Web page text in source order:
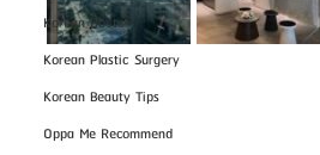
Korean Doctor
Korean Plastic Surgery
Korean Beauty Tips
Oppa Me Recommend